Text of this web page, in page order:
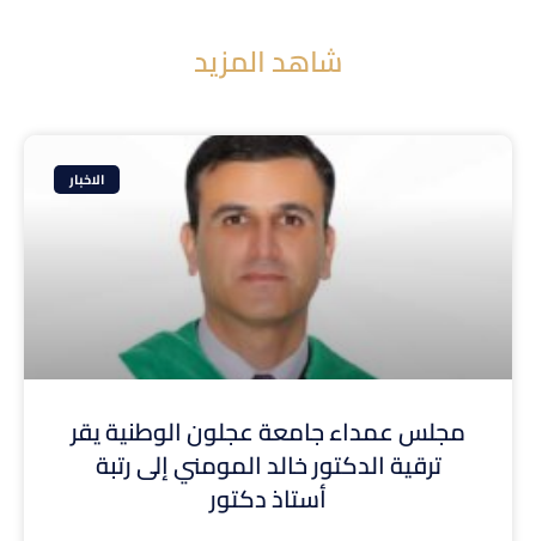
شاهد المزيد
الاخبار
مجلس عمداء جامعة عجلون الوطنية يقر
ترقية الدكتور خالد المومني إلى رتبة
أستاذ دكتور